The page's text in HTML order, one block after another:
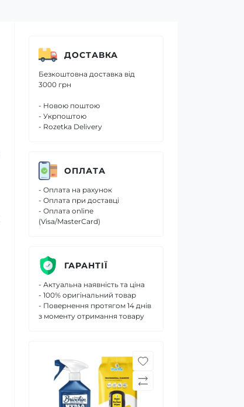
ДОСТАВКА
Безкоштовна доставка від
3000 грн
- Новою поштою
- Укрпоштою
- Rozetka Delivery
ОПЛАТА
- Оплата на рахунок
- Оплата при доставці
- Оплата online
(Visa/MasterCard)
ГАРАНТІЇ
- Актуальна наявність та ціна
- 100% оригінальний товар
- Повернення протягом 14 днів
з моменту отримання товару